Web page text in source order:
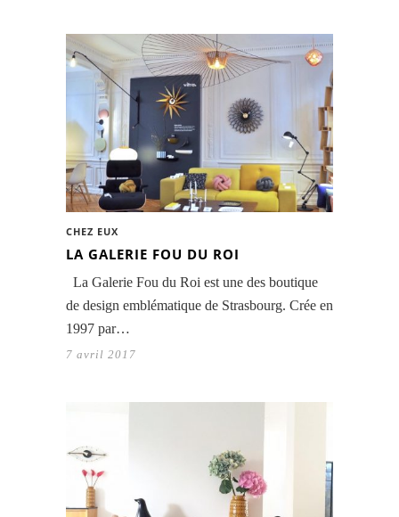
CHEZ EUX
LA GALERIE FOU DU ROI
La Galerie Fou du Roi est une des boutique
de design emblématique de Strasbourg. Crée en
1997 par…
7 avril 2017